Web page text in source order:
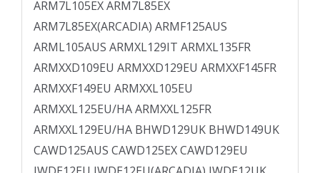
ARM7L105EX ARM7L85EX
ARM7L85EX(ARCADIA) ARMF125AUS
ARML105AUS ARMXL129IT ARMXL135FR
ARMXXD109EU ARMXXD129EU ARMXXF145FR
ARMXXF149EU ARMXXL105EU
ARMXXL125EU/HA ARMXXL125FR
ARMXXL129EU/HA BHWD129UK BHWD149UK
CAWD125AUS CAWD125EX CAWD129EU